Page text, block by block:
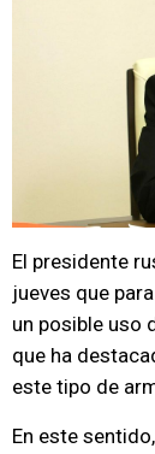
El presidente
jueves que
un posible uso
que ha
este tipo de
En este